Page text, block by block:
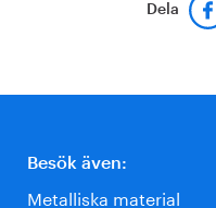
Dela
Besök även:
Metalliska material